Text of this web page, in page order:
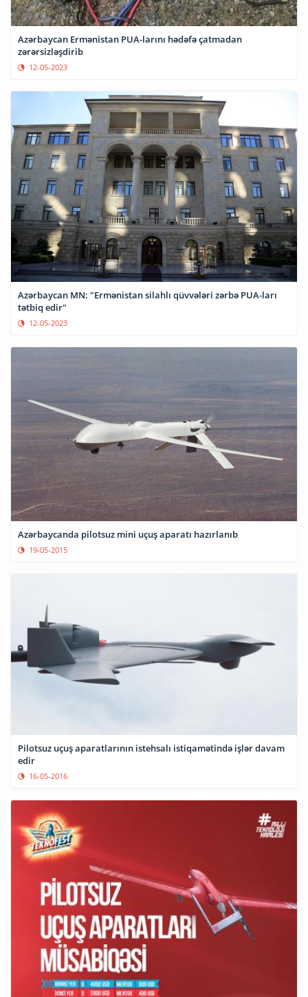
Azərbaycan Ermənistan PUA-larını hədəfə çatmadan
zərərsizləşdirib
12-05-2023
Azərbaycan MN: "Ermənistan silahlı qüvvələri zərbə PUA-ları
tətbiq edir"
12-05-2023
Azərbaycanda pilotsuz mini uçuş aparatı hazırlanıb
19-05-2015
Pilotsuz uçuş aparatlarının istehsalı istiqamətində işlər davam
edir
16-05-2016